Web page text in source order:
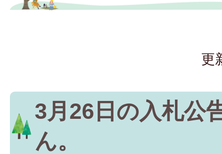
更
3月26日の入札公
ん。